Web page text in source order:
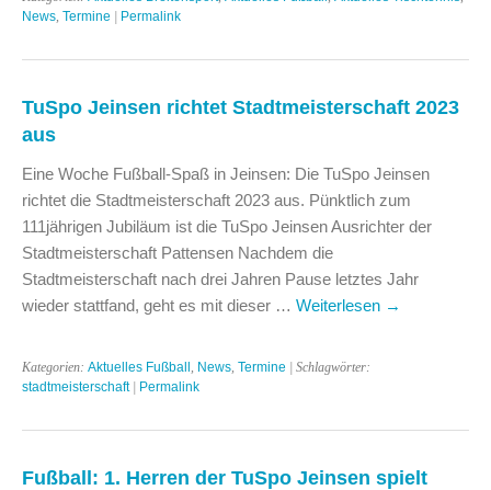
News Termine | Permalink
TuSpo Jeinsen richtet Stadtmeisterschaft 2023
aus
Eine Woche Fußball-Spaß in Jeinsen: Die TuSpo Jeinsen
richtet die Stadtmeisterschaft 2023 aus. Pünktlich zum
111jährigen Jubiläum ist die TuSpo Jeinsen Ausrichter der
Stadtmeisterschaft Pattensen Nachdem die
Stadtmeisterschaft nach drei Jahren Pause letztes Jahr
wieder stattfand, geht es mit dieser … Weiterlesen →
Kategorien: Aktuelles Fußball News Termine | Schlagwörter:
stadtmeisterschaft| Permalink
Fußball: 1. Herren der TuSpo Jeinsen spielt